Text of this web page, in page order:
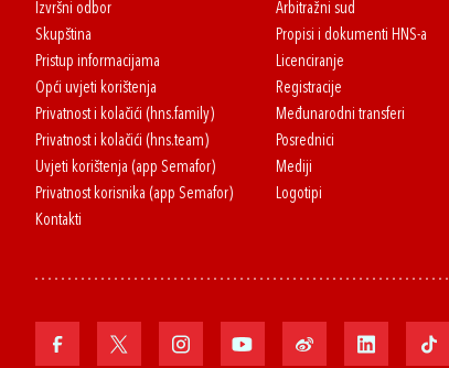
Izvršni odbor
Skupština
Pristup informacijama
Opći uvjeti korištenja
Privatnost i kolačići (hns.family)
Privatnost i kolačići (hns.team)
Uvjeti korištenja (app Semafor)
Privatnost korisnika (app Semafor)
Kontakti
Arbitražni sud
Propisi i dokumenti HNS-a
Licenciranje
Registracije
Međunarodni transferi
Posrednici
Mediji
Logotipi